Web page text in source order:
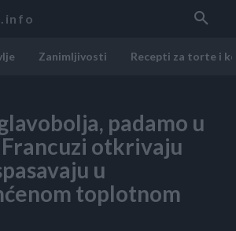
Zanimljivosti Recepti za torte i
padamo u
otkrivaju
u
toplotnom